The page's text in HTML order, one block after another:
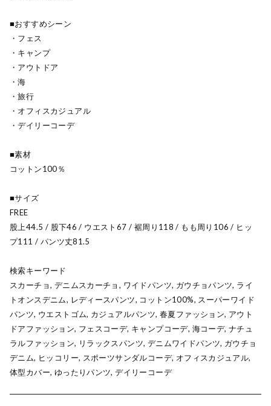
■おすすめシーン
・フェス
・キャンプ
・アウトドア
・海
・旅行
・オフィスカジュアル
・デイリーコーデ
■素材
コットン100％
■サイズ
FREE
股上44.5 / 股下46 / ウエスト67 / 裾周り118 / もも周り106 / ヒッ
プ111 / パンツ丈81.5
検索キーワード
スカーチョ, デニムスカーチョ, ワイドパンツ, ガウチョパンツ, ライ
トオンスデニム, レディースパンツ, コットン100%, スーパーワイド
パンツ, ウエストゴム, カジュアルパンツ, 春夏ファッション, アウト
ドアファッション, フェスコーデ, キャンプコーデ, 海コーデ, ナチュ
ラルファッション, リラックスパンツ, デニムワイドパンツ, ガウチョ
デニム, ヒッコリー, スポーツサンダルコーデ, オフィスカジュアル,
体型カバー, ゆったりパンツ, デイリーコーデ